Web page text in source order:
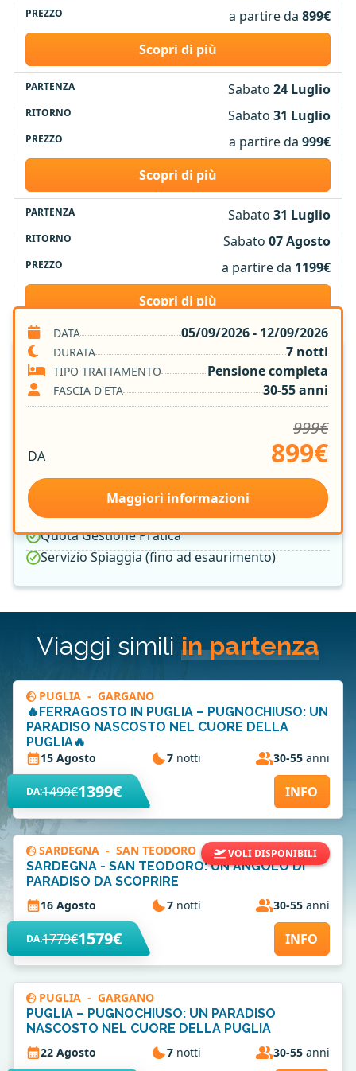
a partire da899€
Scopri di più
Sabato24 Luglio
Sabato31 Luglio
a partire da999€
Scopri di più
Sabato31 Luglio
Sabato07 Agosto
a partire da 1199€
Scopri di più
SERVIZI INCLUSI
Bevande ai pasti
Trattamento di Pensione Completa
Assicurazione Medica e Bagaglio
Welcome Cocktail
Quota Gestione Pratica
Servizio Spiaggia (fino ad esaurimento)
DATA 05/09/2026 - 12/09/2026
DURATA 7 notti
TIPO TRATTAMENTO Pensione completa
FASCIA D'ETA 30-55 anni
DA
999€
899€
Maggiori informazioni
Viaggi simili in partenza
PUGLIA - GARGANO
🔥FERRAGOSTO IN PUGLIA – PUGNOCHIUSO: UN
PARADISO NASCOSTO NEL CUORE DELLA
PUGLIA🔥
15 Agosto
7 notti 30-55 anni
DA:1499€1399€ INFO
VOLI DISPONIBILI
SARDEGNA - SAN TEODORO
SARDEGNA - SAN TEODORO: UN ANGOLO DI
PARADISO DA SCOPRIRE
16 Agosto
7 notti 30-55 anni
DA:1779€1579€ INFO
PUGLIA - GARGANO
PUGLIA – PUGNOCHIUSO: UN PARADISO
NASCOSTO NEL CUORE DELLA PUGLIA
22 Agosto
7 notti 30-55 anni